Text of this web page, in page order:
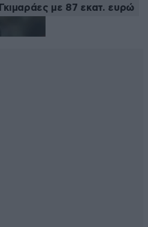
Γκιμαράες με 87 εκατ. ευρώ